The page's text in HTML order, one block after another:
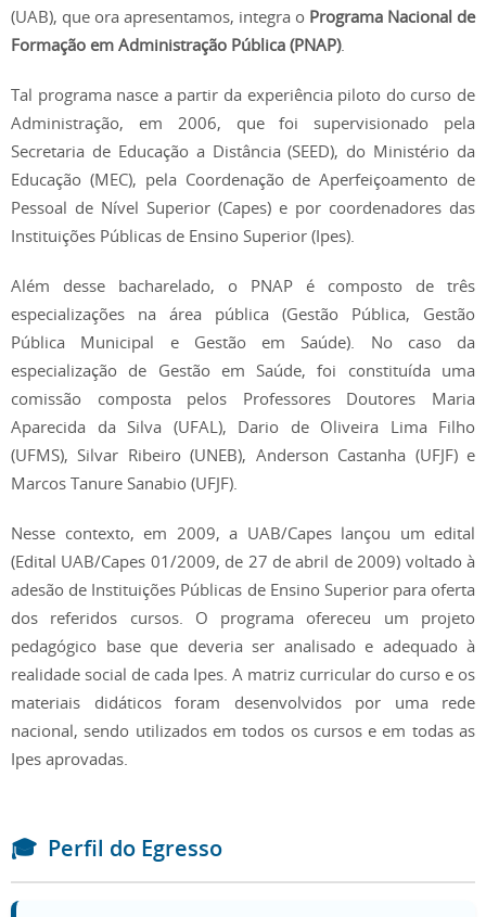
(UAB), que ora apresentamos, integra o Programa Nacional de
Formação em Administração Pública (PNAP).
Tal programa nasce a partir da experiência piloto do curso de
Administração, em 2006, que foi supervisionado pela
Secretaria de Educação a Distância (SEED), do Ministério da
Educação (MEC), pela Coordenação de Aperfeiçoamento de
Pessoal de Nível Superior (Capes) e por coordenadores das
Instituições Públicas de Ensino Superior (Ipes).
Além desse bacharelado, o PNAP é composto de três
especializações na área pública (Gestão Pública, Gestão
Pública Municipal e Gestão em Saúde). No caso da
especialização de Gestão em Saúde, foi constituída uma
comissão composta pelos Professores Doutores Maria
Aparecida da Silva (UFAL), Dario de Oliveira Lima Filho
(UFMS), Silvar Ribeiro (UNEB), Anderson Castanha (UFJF) e
Marcos Tanure Sanabio (UFJF).
Nesse contexto, em 2009, a UAB/Capes lançou um edital
(Edital UAB/Capes 01/2009, de 27 de abril de 2009) voltado à
adesão de Instituições Públicas de Ensino Superior para oferta
dos referidos cursos. O programa ofereceu um projeto
pedagógico base que deveria ser analisado e adequado à
realidade social de cada Ipes. A matriz curricular do curso e os
materiais didáticos foram desenvolvidos por uma rede
nacional, sendo utilizados em todos os cursos e em todas as
Ipes aprovadas.
🎓 Perfil do Egresso